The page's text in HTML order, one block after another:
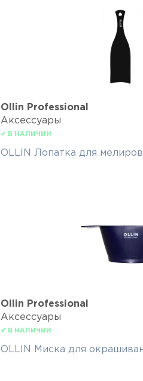
Ollin Professional
Аксессуары
✔ В НАЛИЧИИ
OLLIN Лопатка для
Ollin Professional
Аксессуары
✔ В НАЛИЧИИ
OLLIN Миска для